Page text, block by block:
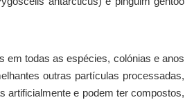
em todas as espécies, colónias e anos
outras partículas processadas,
artificialmente e podem ter compostos,